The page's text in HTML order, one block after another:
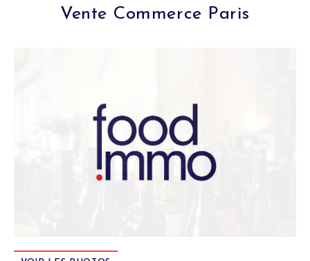
Vente Commerce Paris